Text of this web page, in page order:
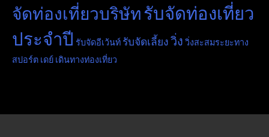
จัดท่องเที่ยวบริษัทรับจัดท่องเที่ยว
ประจำปี รับจัดอีเว้นท์ รับจัดเลี้ยงวิ่ง วิ่งสะสมระยะทาง
สปอร์ต เดย์ เดินทางท่องเที่ยว